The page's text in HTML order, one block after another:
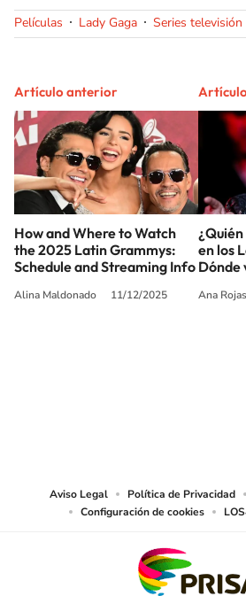
Películas Lady Gaga Series televisión
Artículo anterior
How and Where to Watch
the 2025 Latin Grammys:
Schedule and Streaming Info
Alina Maldonado 11/12/2025
en los
Dónde
Ana Rojas
Aviso Legal Política de Privacidad
Configuración de cookies